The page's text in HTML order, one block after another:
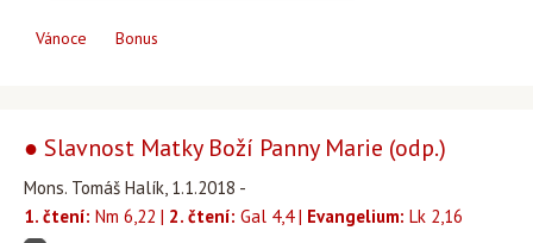
Vánoce Bonus
● Slavnost Matky Boží Panny Marie (odp.)
Mons. Tomáš Halík, 1.1.2018 -
1. čtení: Nm 6,22 | 2. čtení: Gal 4,4 | Evangelium: Lk 2,16